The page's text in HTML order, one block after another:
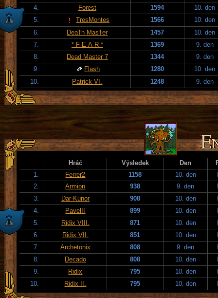
4.
Forest 1594
10. den
5.
TresMontes 1566
10. den
6.
Dea†h Mas†er 1457
10. den
7.
*-F-E-A-R-* 1369
9. den
8.
Dead Master 7 1344
9. den
9.
Flash 1280
10. den
10.
Patrick VI. 1248 9. den
Hráč Výsledek Den
1.
Ferrer2 1158 10. den
2.
Armion 938 9. den
3.
Dar-Kunor 908 10. den
4.
PavelII 899 10. den
5.
Ridix VIII. 871 10. den
6.
Ridix VII. 851 10. den
7.
Archetonix 808 9. den
8.
Decado 808 10. den
9.
Ridix 795 10. den
10.
Ridix II. 795 10. den